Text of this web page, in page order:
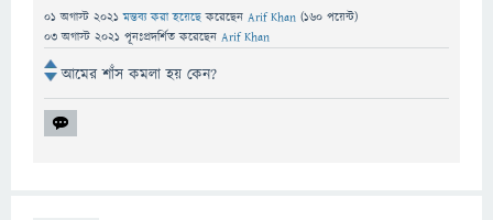
01 অগাস্ট 2021 মন্তব্য করা হয়েছেকরেছেন Arif Khan (160 পয়েন্ট)
03 অগাস্ট 2021 পূনঃপ্রদর্শিত করেছেন Arif Khan
আমের শাঁস কমলা হয় কেন?